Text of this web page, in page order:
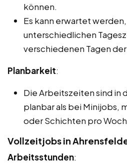
können.
Es kann erwartet werden,
unterschiedlichen
verschiedenen Tagen
Planbarkeit:
Die Arbeitszeiten sind in
planbar als bei Minijobs,
oder Schichten pro
Vollzeitjobs in
Arbeitsstunden: